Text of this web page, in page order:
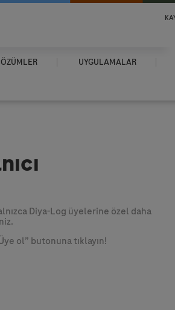
UYGULAMALAR
Diya-Log üyelerine özel daha
ol” butonuna tıklayın!